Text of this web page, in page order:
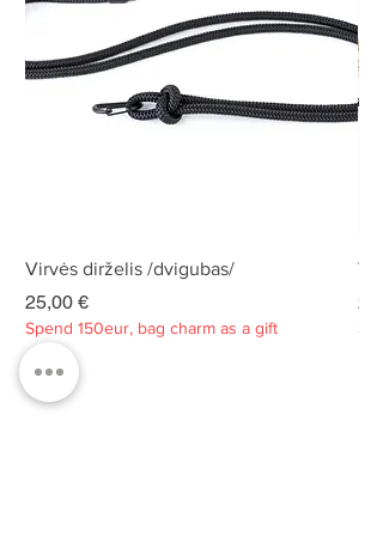
Virvės dirželis /dvigubas/
Kaina
25,00 €
Spend 150eur, bag charm as a gift